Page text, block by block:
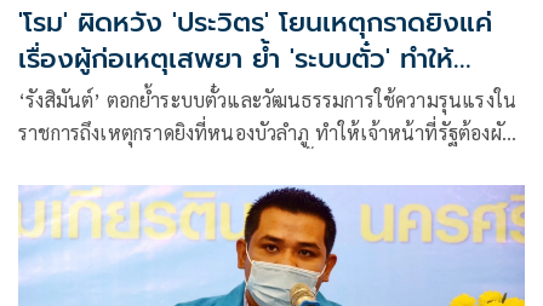
'โรม' ผิดหวัง 'ประวิตร' โยนเหตุกราดยิงแค่
เรื่องผู้ก่อเหตุเสพยา ย้ำ 'ระบบตั๋ว' ทำให้
ตร.เอี่ยวธุรกิจมืด
‘รังสิมันต์’ ตอกย้ำระบบตั๋วและวัฒนธรรมการใช้ความรุนแรงใน
ราชการถึงเหตุกราดยิงที่หนองบัวลำภู ทำให้เจ้าหน้าที่รัฐต้องผัน
ทั้งหมดก่อนซ้ำรอย ผิดหวัง’ประวิตร’โยนแค่เรื่องผู้ก่อเหตุเสพยา